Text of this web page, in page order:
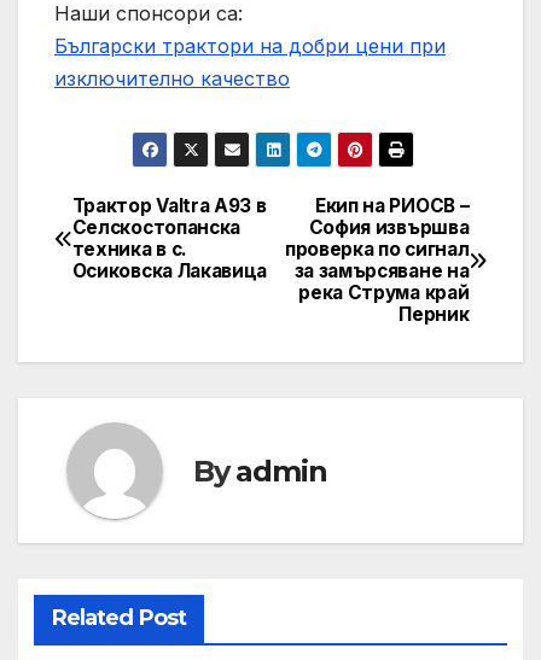
Наши спонсори са:
Български трактори на добри цени при
изключително качество
Post
navigation
Екип на РИОСВ –
София извършва
проверка по сигнал
за замърсяване на
река Струма край
Перник
Трактор Valtra A93 в
Селскостопанска
техника в с.
Осиковска Лакавица
Byadmin
Related Post